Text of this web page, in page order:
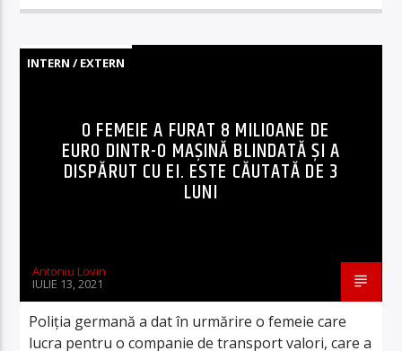
INTERN / EXTERN
O FEMEIE A FURAT 8 MILIOANE DE
EURO DINTR-O MAȘINĂ BLINDATĂ ȘI A
DISPĂRUT CU EI. ESTE CĂUTATĂ DE 3
LUNI
Antoniu Lovin
IULIE 13, 2021
Poliția germană a dat în urmărire o femeie care
lucra pentru o companie de transport valori, care a